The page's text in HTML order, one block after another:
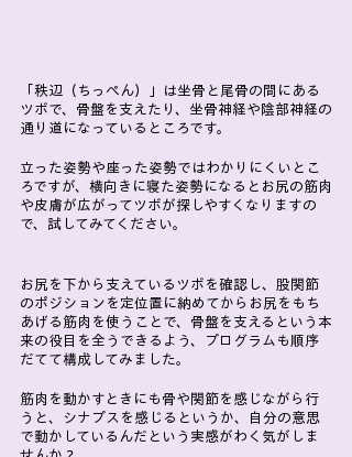
「秩辺（ちっぺん）」は坐骨と尾骨の間にある
ツボで、骨盤を支えたり、坐骨神経や陰部神経の
通り道になっているところです。
立った姿勢や座った姿勢ではわかりにくいとこ
ろですが、横向きに寝た姿勢になるとお尻の筋肉
や皮膚が広がってツボが探しやすくなりますの
で、試してみてください。
お尻を下から支えているツボを確認し、股関節
のポジションを定位置に納めてからお尻をもち
あげる筋肉を使うことで、骨盤を支えるという本
来の役目を全うできるよう、プログラムも順序
だてて構成してみました。
筋肉を動かすときにも骨や関節を感じながら行
うと、シナプスを感じるというか、自分の意思
で動かしているんだという実感がわく気がしま